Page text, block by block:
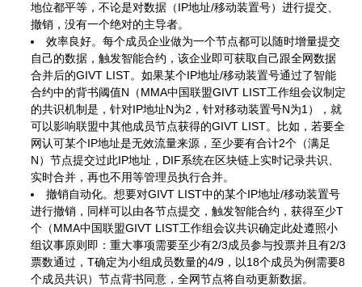
地位都平等，不论是对数据（IP地址/移动装置号）进行提交、
撤销，没有一个绝对的主导者。
效率良好。每个成员企业做为一个节点都可以随时增量提交
自己的数据，触发智能合约，该企业即可获取自己跟全网数据
合并后的GIVT LIST。如果某个IP地址/移动装置号通过了智能
合约中的背书阈值N（MMA中国联盟GIVT LIST工作组会议制定
的共识机制是，针对IP地址N为2，针对移动装置号N为1），就
可以影响联盟中其他成员节点获得的GIVT LIST。比如，若要全
网认可某个IP地址是无效流量来源，至少要有合计2个（满足
N）节点提交过此IP地址，DIF系统在区块链上实时记录共识、
实时合并，再也不用等管理员执行合并。
撤销自动化。想要对GIVT LIST中的某个IP地址/移动装置号
进行撤销，同样可以由各节点提交，触发智能合约，获得至少T
个（MMA中国联盟GIVT LIST工作组会议共识确定此处遵照小
组议事原则即：重大事项需要至少有2/3成员参与投票并且有2/3
票数通过，T确定为小组成员数量的4/9，以18个成员为例需要8
个成员共识）节点背书同意，全网节点将自动更新数据。